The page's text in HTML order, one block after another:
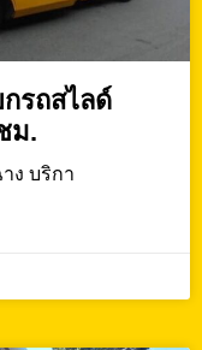
รถสไลด์
ม.
ง บริกา